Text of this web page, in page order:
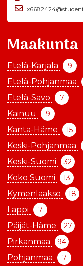
Maakunta
Etelä-Karjala 9
Etelä-Pohjanmaa
Etelä-Savo 7
Kainuu 9
Kanta-Häme 15
Keski-Pohjanmaa
Keski-Suomi 32
Koko Suomi 13
Kymenlaakso 18
Lappi 7
Päijät-Häme 27
Pirkanmaa 94
Pohjanmaa 7